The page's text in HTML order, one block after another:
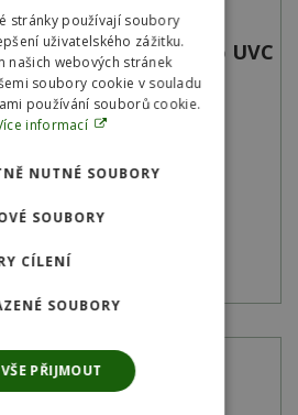
UVC Eco 60W pro UVC
Bitron
Skladem
SKU: 57077
1 651
produktu
stránky používají soubory
uživatelského zážitku.
našich webových stránek
soubory cookie v souladu
používání souborů cookie.
informací
NUTNÉ SOUBORY
SOUBORY
CÍLENÍ
SOUBORY
VŠE PŘIJMOUT